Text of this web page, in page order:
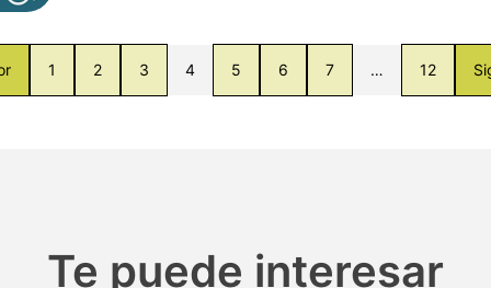
1 2 3 4 5 6 7 … 12
Te puede interesar